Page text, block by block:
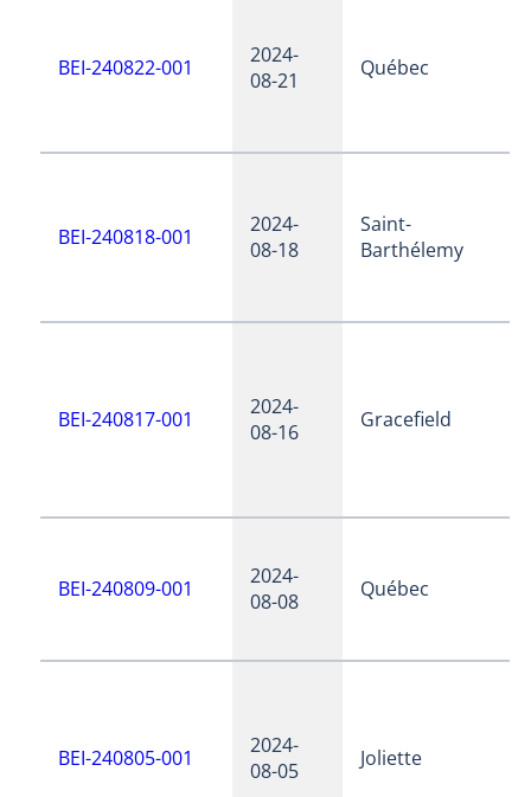
BEI-240822-001
2024-
08-21
Québec
BEI-240818-001
2024-
08-18
Saint-
Barthélemy
BEI-240817-001
2024-
08-16
Gracefield
BEI-240809-001
2024-
08-08
Québec
BEI-240805-001
2024-
08-05
Joliette